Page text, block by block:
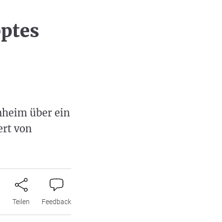
über ein
von
Teilen Feedback